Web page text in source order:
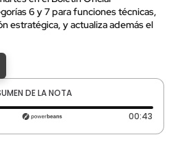
6 y 7 para funciones técnicas,
estratégica, y actualiza además el
DE LA NOTA
0 segundos 00:43